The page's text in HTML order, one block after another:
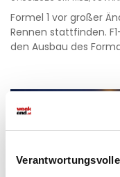
Formel 1 vor großer
Rennen stattfinden.
den Ausbau des